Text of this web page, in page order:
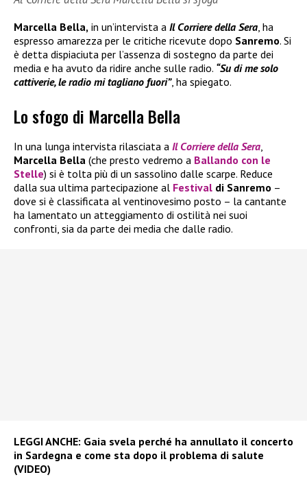
Marcella Bella, in un’intervista a Il Corriere della Sera , ha
espresso amarezza per le critiche ricevute dopo Sanremo. Si
è detta dispiaciuta per l’assenza di sostegno da parte dei
media e ha avuto da ridire anche sulle radio. “Su di me solo
cattiverie, le radio mi tagliano fuori”, ha spiegato.
Lo sfogo di Marcella Bella
In una lunga intervista rilasciata a Il Corriere della Sera,
Marcella Bella (che presto vedremo a Ballando con le
Stelle) si è tolta più di un sassolino dalle scarpe. Reduce
dalla sua ultima partecipazione al Festival di Sanremo –
dove si è classificata al ventinovesimo posto – la cantante
ha lamentato un atteggiamento di ostilità nei suoi
confronti, sia da parte dei media che dalle radio.
LEGGI ANCHE: Gaia svela perché ha annullato il concerto
in Sardegna e come sta dopo il problema di salute
(VIDEO)